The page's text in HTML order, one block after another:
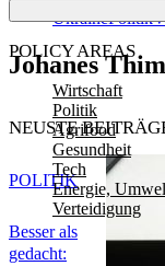
POLICY AREAS
Wirtschaft
Politik
Agrifood
Gesundheit
Tech
Energie,
Verteidigung
UkrainePolitik
Johanes
NEUSTE
Besser als
gedacht:
POLITIK